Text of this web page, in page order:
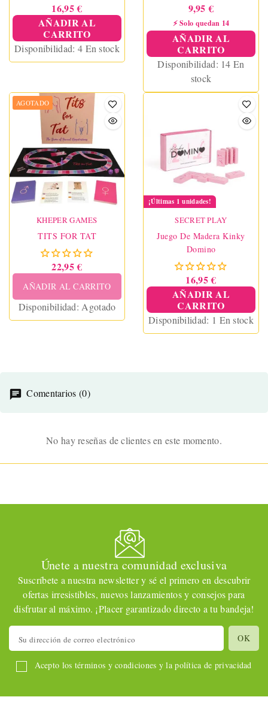
16,95 €
AÑADIR AL
CARRITO
Disponibilidad: 4 En stock
9,95 €
⚡ Solo quedan 14
AÑADIR AL
CARRITO
Disponibilidad: 14 En
stock
AGOTADO
KHEPER GAMES
TITS FOR TAT
22,95 €
AÑADIR AL CARRITO
Disponibilidad: Agotado
¡Últimas 1 unidades!
SECRET PLAY
Juego De Madera Kinky
Domino
16,95 €
AÑADIR AL
CARRITO
Disponibilidad: 1 En stock
Comentarios (0)
No hay reseñas de clientes en este momento.
Únete a nuestra comunidad exclusiva
Suscríbete a nuestra newsletter y sé el primero en descubrir
ofertas irresistibles, nuevos lanzamientos y consejos para
disfrutar al máximo. ¡Placer garantizado directo a tu bandeja!
Acepto los términos y condiciones y la política de privacidad